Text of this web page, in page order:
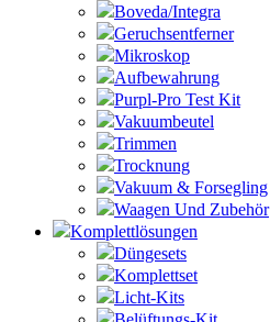
Boveda/Integra
Geruchsentferner
Mikroskop
Aufbewahrung
Purpl-Pro Test Kit
Vakuumbeutel
Trimmen
Trocknung
Vakuum & Forsegling
Waagen Und Zubehör
Komplettlösungen
Düngesets
Komplettset
Licht-Kits